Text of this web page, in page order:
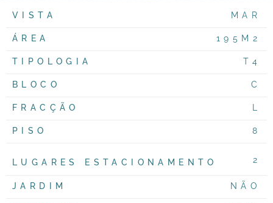
VISTA MAR
ÁREA 195M2
TIPOLOGIA T4
BLOCO C
FRACÇÃO L
PISO 8
LUGARES ESTACIONAMENTO 2
JARDIM NÃO